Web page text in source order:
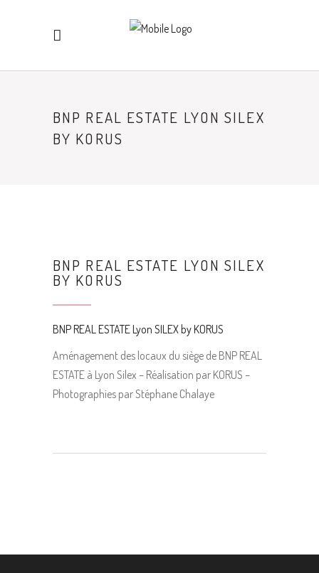
BNP REAL ESTATE LYON SILEX
BY KORUS
BNP REAL ESTATE LYON SILEX
BY KORUS
BNP REAL ESTATE Lyon SILEX by KORUS
Aménagement des locaux du siège de BNP REAL
ESTATE à Lyon Silex – Réalisation par KORUS –
Photographies par Stéphane Chalaye